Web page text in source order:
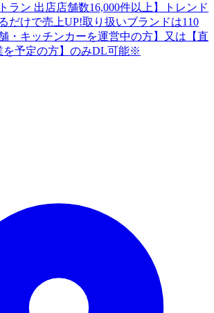
ラン 出店店舗数16,000件以上】トレンド
だけで売上UP!取り扱いブランドは110
・キッチンカーを運営中の方】又は【直
を予定の方】のみDL可能※